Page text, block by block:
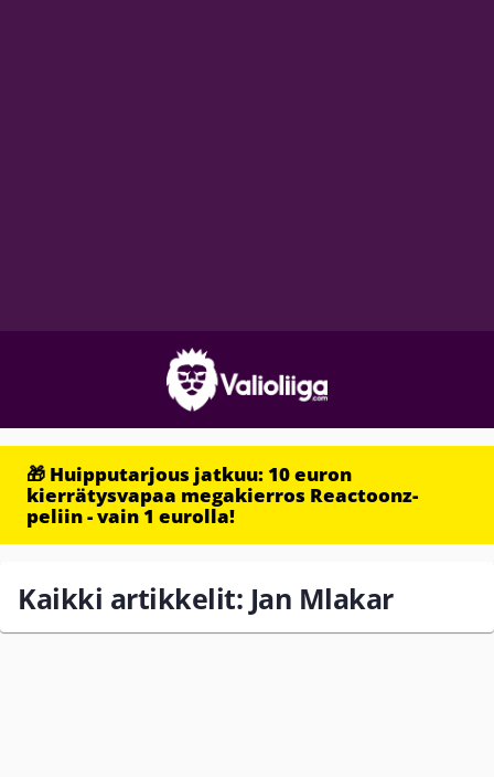
🎁 Huipputarjous jatkuu: 10 euron
kierrätysvapaa megakierros Reactoonz-
peliin - vain 1 eurolla!
Kaikki artikkelit: Jan Mlakar